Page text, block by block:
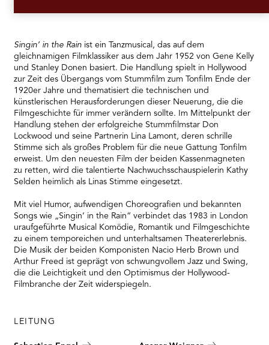
Singin’ in the Rain ist ein Tanzmusical, das auf dem
gleichnamigen Filmklassiker aus dem Jahr 1952 von Gene Kelly
und Stanley Donen basiert. Die Handlung spielt in Hollywood
zur Zeit des Übergangs vom Stummfilm zum Tonfilm Ende der
1920er Jahre und thematisiert die technischen und
künstlerischen Herausforderungen dieser Neuerung, die die
Filmgeschichte für immer verändern sollte. Im Mittelpunkt der
Handlung stehen der erfolgreiche Stummfilmstar Don
Lockwood und seine Partnerin Lina Lamont, deren schrille
Stimme sich als großes Problem für die neue Gattung Tonfilm
erweist. Um den neuesten Film der beiden Kassenmagneten
zu retten, wird die talentierte Nachwuchsschauspielerin Kathy
Selden heimlich als Linas Stimme eingesetzt.
Mit viel Humor, aufwendigen Choreografien und bekannten
Songs wie „Singin’ in the Rain“ verbindet das 1983 in London
uraufgeführte Musical Komödie, Romantik und Filmgeschichte
zu einem temporeichen und unterhaltsamen Theatererlebnis.
Die Musik der beiden Komponisten Nacio Herb Brown und
Arthur Freed ist geprägt von schwungvollem Jazz und Swing,
die die Leichtigkeit und den Optimismus der Hollywood-
Filmbranche der Zeit widerspiegeln.
LEITUNG